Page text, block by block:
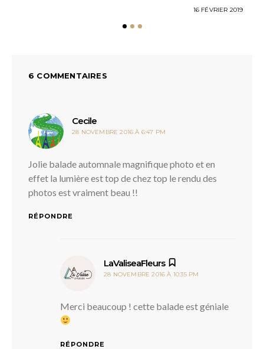
POSTED
16 FÉVRIER 2019
6 COMMENTAIRES
Cecile
28 NOVEMBRE 2016 À 6:47 PM
Jolie balade automnale magnifique photo et en
effet la lumière est top de chez top le rendu des
photos est vraiment beau !!
RÉPONDRE
LaValiseaFleurs dit :
28 NOVEMBRE 2016 À 10:35 PM
Merci beaucoup ! cette balade est géniale
RÉPONDRE